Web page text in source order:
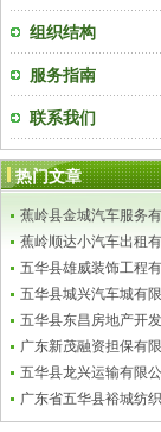
组织结构
服务指南
联系我们
热门文章
蕉岭县金城汽车服务
蕉岭顺达小汽车出租
五华县雄威装饰工程
五华县城兴汽车城有
五华县东昌房地产开
广东新茂融资担保有
五华县龙兴运输有限
广东省五华县裕城纺